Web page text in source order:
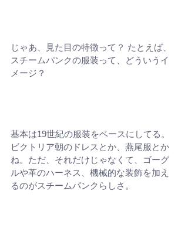
じゃあ、見た目の特徴って？ たとえば、
スチームパンクの服装って、どういうイ
メージ？
基本は19世紀の服装をベースにしてる。
ビクトリア朝のドレスとか、燕尾服とか
ね。ただ、それだけじゃなくて、ゴーグ
ルや革のハーネス、機械的な装飾を加え
るのがスチームパンクらしさ。